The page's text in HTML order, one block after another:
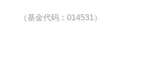
（基金代码：014531）